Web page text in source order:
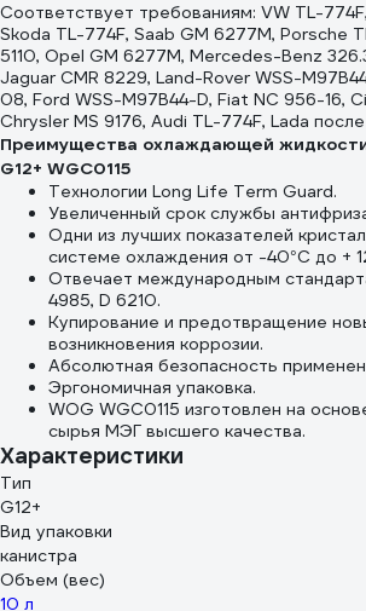
Соответствует требованиям: VW TL-
Skoda TL-774F, Saab GM 6277M, Porsche
5110, Opel GM 6277M, Mercedes-Benz
Jaguar CMR 8229, Land-Rover WSS-
08, Ford WSS-M97B44-D, Fiat NC 956-16,
Chrysler MS 9176, Audi TL-774F, Lada
Преимущества охлаждающей
G12+ WGC0115
Технологии Long Life Term Guard.
Увеличенный срок службы
Одни из лучших показателей
системе охлаждения от -40°С до +
Отвечает международным
4985, D 6210.
Купирование и предотвращение
возникновения коррозии.
Абсолютная безопасность
Эргономичная упаковка.
WOG WGC0115 изготовлен на
сырья МЭГ высшего качества.
Характеристики
Тип
G12+
Вид упаковки
канистра
Объем (вес)
10 л